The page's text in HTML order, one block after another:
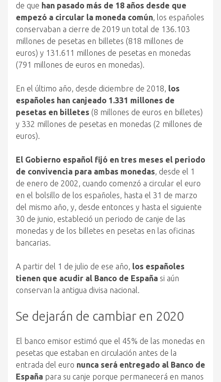
de que han pasado más de 18 años desde que
empezó a circular la moneda común, los españoles
conservaban a cierre de 2019 un total de 136.103
millones de pesetas en billetes (818 millones de
euros) y 131.611 millones de pesetas en monedas
(791 millones de euros en monedas).
En el último año, desde diciembre de 2018, los
españoles han canjeado 1.331 millones de
pesetas en billetes (8 millones de euros en billetes)
y 332 millones de pesetas en monedas (2 millones de
euros).
El Gobierno español fijó en tres meses el periodo
de convivencia para ambas monedas, desde el 1
de enero de 2002, cuando comenzó a circular el euro
en el bolsillo de los españoles, hasta el 31 de marzo
del mismo año, y, desde entonces y hasta el siguiente
30 de junio, estableció un periodo de canje de las
monedas y de los billetes en pesetas en las oficinas
bancarias.
A partir del 1 de julio de ese año, los españoles
tienen que acudir al Banco de España si aún
conservan la antigua divisa nacional.
Se dejarán de cambiar en 2020
El banco emisor estimó que el 45% de las monedas en
pesetas que estaban en circulación antes de la
entrada del euro nunca será entregado al Banco de
España para su canje porque permanecerá en manos